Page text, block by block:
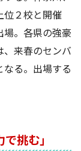
位２校と開催
。各県の強豪
来春のセンバ
る。出場する
挑む」